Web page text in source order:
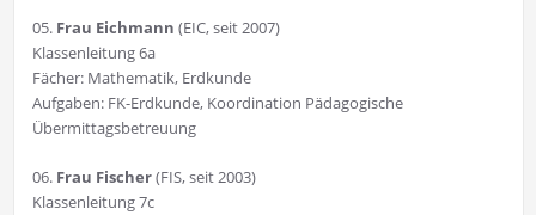
05. Frau Eichmann (EIC, seit 2007)
Klassenleitung 6a
Fächer: Mathematik, Erdkunde
Aufgaben: FK-Erdkunde, Koordination Pädagogische
Übermittagsbetreuung
06. Frau Fischer(FIS, seit 2003)
Klassenleitung 7c